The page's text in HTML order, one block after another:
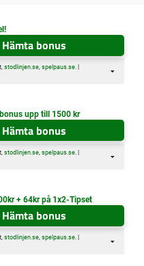
Hämta bonus
stodlinjen.se, spelpaus.se. |
upp till 1500 kr
Hämta bonus
stodlinjen.se, spelpaus.se. |
+ 64kr på 1x2-Tipset
Hämta bonus
stodlinjen.se, spelpaus.se. |